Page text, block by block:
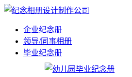
企业纪念册
领导/同事相册
毕业纪念册